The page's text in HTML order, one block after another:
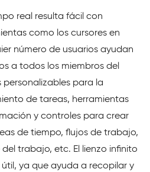
real resulta fácil con
como los cursores en
número de usuarios ayudan
a todos los miembros del
para la
de tareas, herramientas
y controles para crear
de tiempo, flujos de trabajo,
trabajo, etc. El lienzo infinito
ya que ayuda a recopilar y